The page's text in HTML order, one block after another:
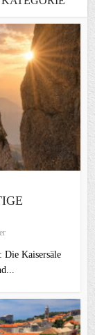
Die Kaisersäle